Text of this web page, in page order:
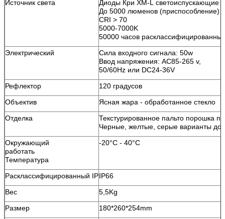
Источник света
Диоды Кри XM-L светоиспускающие
До 5000 люменов (приспособление)
CRI > 70
5000-7000K
50000 часов
Электрический
Сила входного сигнала: 50w
Ввод напряжения: AC85-265 v,
50/60Hz или DC24-36V
Рефлектор
120 градусов
Объектив
Ясная жара - обработанное стекло
Отделка
Текстурированное пальто порошка
Черные, желтые, серые варианты
Окружающий
работать
Температура
-20°C - 40°C
Расклассифицированный IPIP66
Вес
5,5Kg
Размер
180*260*254mm